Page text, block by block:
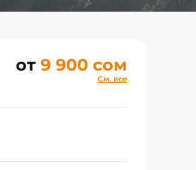
от 9 900 сом
См. все